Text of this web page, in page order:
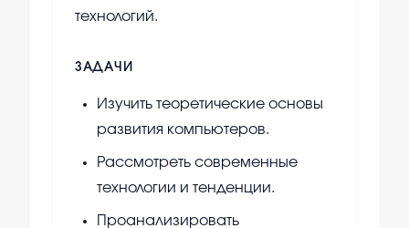
технологий.
ЗАДАЧИ
Изучить теоретические основы
развития компьютеров.
Рассмотреть современные
технологии и тенденции.
Проанализировать